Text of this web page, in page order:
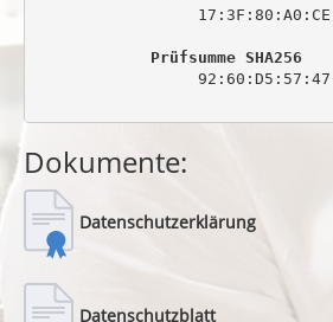
Prüfsumme SHA256
Dokumente:
Datenschutzerklärung
Datenschutzblatt